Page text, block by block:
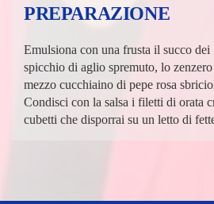
PREPARAZIONE
Emulsiona con una frusta il succo
spicchio di aglio spremuto, lo zenzero
mezzo cucchiaino di pepe rosa
Condisci con la salsa i filetti di orata
cubetti che disporrai su un letto di